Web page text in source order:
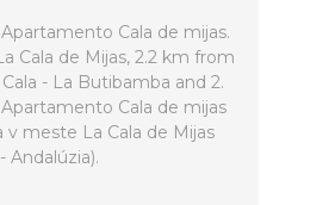
Cala de mijas.
Cala de Mijas, 2.2 km from
- La Butibamba and 2.
Cala de mijas
v meste La Cala de Mijas
Andalúzia).